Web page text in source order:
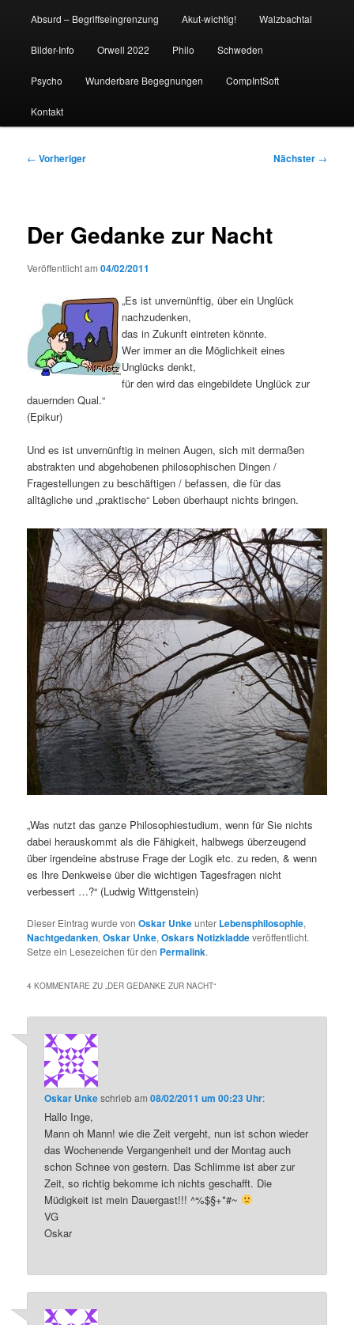
Absurd – Begriffseingrenzung Akut-wichtig! Walzbachtal
Bilder-Info Orwell 2022 Philo Schweden
Psycho Wunderbare Begegnungen CompIntSoft
Kontakt
Beitragsnavigation
← Vorheriger Nächster →
Der Gedanke zur Nacht
Veröffentlicht am04/02/2011
„Es ist unvernünftig, über ein Unglück
nachzudenken,
das in Zukunft eintreten könnte.
Wer immer an die Möglichkeit eines
Unglücks denkt,
für den wird das eingebildete Unglück zur
dauernden Qual.“
(Epikur)
Und es ist unvernünftig in meinen Augen, sich mit dermaßen
abstrakten und abgehobenen philosophischen Dingen /
Fragestellungen zu beschäftigen / befassen, die für das
alltägliche und „praktische“ Leben überhaupt nichts bringen.
„Was nutzt das ganze Philosophiestudium, wenn für Sie nichts
dabei herauskommt als die Fähigkeit, halbwegs überzeugend
über irgendeine abstruse Frage der Logik etc. zu reden, & wenn
es Ihre Denkweise über die wichtigen Tagesfragen nicht
verbessert …?“ (Ludwig Wittgenstein)
Dieser Eintrag wurde vonOskar Unkeunter Lebensphilosophie,
Nachtgedanken,Oskar Unke,Oskars Notizkladdeveröffentlicht.
Setze ein Lesezeichen für den Permalink.
4 KOMMENTARE ZU „DER GEDANKE ZUR NACHT“
Oskar Unkeschriebam08/02/2011 um 00:23 Uhr:
Hallo Inge,
Mann oh Mann! wie die Zeit vergeht, nun ist schon wieder
das Wochenende Vergangenheit und der Montag auch
schon Schnee von gestern. Das Schlimme ist aber zur
Zeit, so richtig bekomme ich nichts geschafft. Die
Müdigkeit ist mein Dauergast!!! ^%$§+*#~
VG
Oskar